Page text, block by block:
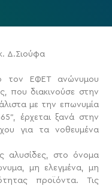
Δ.Σιούφα
τον ΕΦΕΤ ανώνυμου
που διακινούσε στην
με την επωνυμία
έρχεται ξανά στην
για τα νοθευμένα
αλυσίδες, στο όνομα
μη ελεγμένα, μη
προϊόντα. Τις